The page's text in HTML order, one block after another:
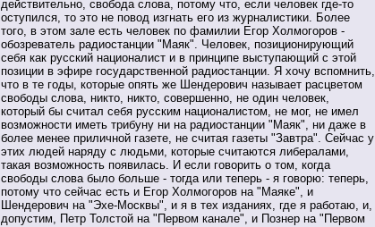
действительно, свобода слова, потому что, если человек где-то
оступился, то это не повод изгнать его из журналистики. Более
того, в этом зале есть человек по фамилии Егор Холмогоров -
обозреватель радиостанции "Маяк". Человек, позиционирующий
себя как русский националист и в принципе выступающий с этой
позиции в эфире государственной радиостанции. Я хочу вспомнить,
что в те годы, которые опять же Шендерович называет расцветом
свободы слова, никто, никто, совершенно, не один человек,
который бы считал себя русским националистом, не мог, не имел
возможности иметь трибуну ни на радиостанции "Маяк", ни даже в
более менее приличной газете, не считая газеты "Завтра". Сейчас у
этих людей наряду с людьми, которые считаются либералами,
такая возможность появилась. И если говорить о том, когда
свободы слова было больше - тогда или теперь - я говорю: теперь,
потому что сейчас есть и Егор Холмогоров на "Маяке", и
Шендерович на "Эхе-Москвы", и я в тех изданиях, где я работаю, и,
допустим, Петр Толстой на "Первом канале", и Познер на "Первом